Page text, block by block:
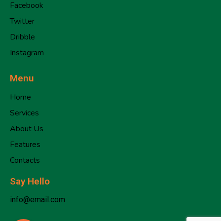
Facebook
Twitter
Dribble
Instagram
Menu
Home
Services
About Us
Features
Contacts
Say Hello
info@email.com